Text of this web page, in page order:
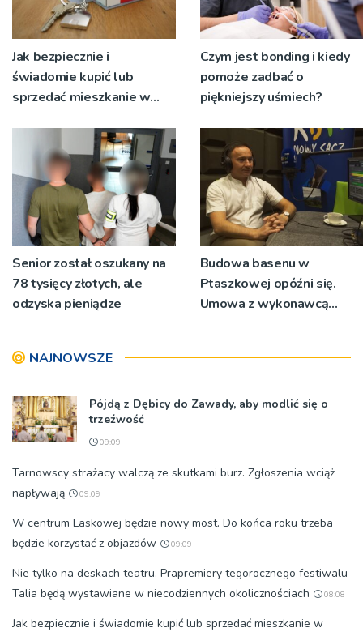
Jak bezpiecznie i
świadomie kupić lub
sprzedać mieszkanie w
Czym jest bonding i kiedy
pomoże zadbać o
piękniejszy uśmiech?
Senior został oszukany na
78 tysięcy złotych, ale
odzyska pieniądze
Budowa basenu w
Ptaszkowej opóźni się.
Umowa z wykonawcą
NAJNOWSZE
Pójdą z Dębicy do Zawady, aby modlić się o
trzeźwość
09:09
Tarnowscy strażacy walczą ze skutkami burz. Zgłoszenia wciąż
napływają
09:09
W centrum Laskowej będzie nowy most. Do końca roku trzeba
będzie korzystać z objazdów
09:09
Nie tylko na deskach teatru. Prapremiery tegorocznego festiwalu
Talia będą wystawiane w niecodziennych okolicznościach
08:08
Jak bezpiecznie i świadomie kupić lub sprzedać mieszkanie w